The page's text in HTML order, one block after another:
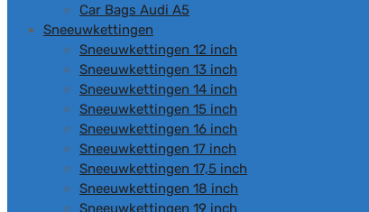
Car Bags Audi A5
Sneeuwkettingen
Sneeuwkettingen 12 inch
Sneeuwkettingen 13 inch
Sneeuwkettingen 14 inch
Sneeuwkettingen 15 inch
Sneeuwkettingen 16 inch
Sneeuwkettingen 17 inch
Sneeuwkettingen 17,5 inch
Sneeuwkettingen 18 inch
Sneeuwkettingen 19 inch